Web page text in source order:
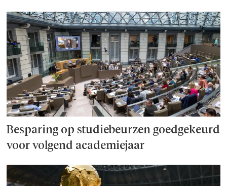
Besparing op studie­beurzen goed­ge­keurd
voor volgend academiejaar